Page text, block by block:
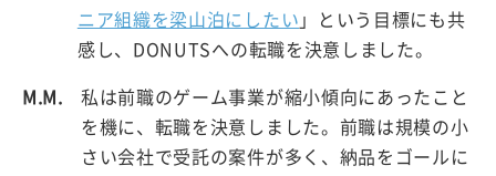
ニア組織を梁山泊にしたい 」という目標にも共
感し、DONUTSへの転職を決意しました。
M.M.
私は前職のゲーム事業が縮小傾向にあったこと
を機に、転職を決意しました。前職は規模の小
さい会社で受託の案件が多く、納品をゴールに